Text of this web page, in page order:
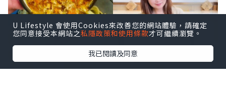
U Lifestyle 會使用Cookies來改善您的網站體驗，請確定
您同意接受本網站之私隱政策和使用條款才可繼續瀏覽。
我已閱讀及同意